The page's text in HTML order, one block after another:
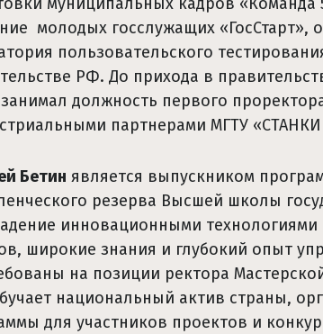
муниципальных кадров «Команда
молодых госслужащих «ГосСтарт»,
пользовательского
РФ. До прихода в
занимал должность первого
партнерами МГТУ
Бетин является выпускником
резерва Высшей школы
инновационными технологиями
широкие знания и глубокий опыт
на позиции ректора
национальный актив страны,
для участников проектов и